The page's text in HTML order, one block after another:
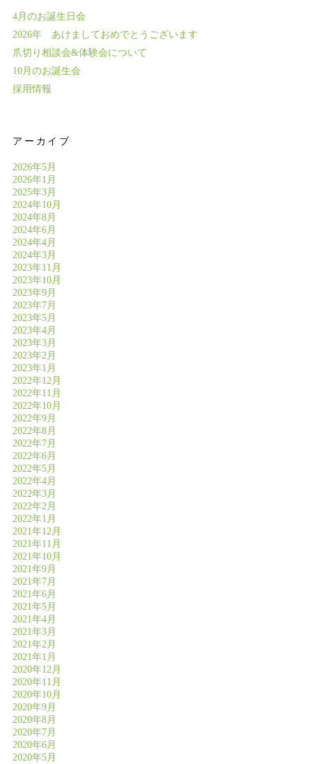
4月のお誕生日会
2026年 あけましておめでとうございます
爪切り相談会&体験会について
10月のお誕生会
採用情報
アーカイブ
2026年5月
2026年1月
2025年3月
2024年10月
2024年8月
2024年6月
2024年4月
2024年3月
2023年11月
2023年10月
2023年9月
2023年7月
2023年5月
2023年4月
2023年3月
2023年2月
2023年1月
2022年12月
2022年11月
2022年10月
2022年9月
2022年8月
2022年7月
2022年6月
2022年5月
2022年4月
2022年3月
2022年2月
2022年1月
2021年12月
2021年11月
2021年10月
2021年9月
2021年7月
2021年6月
2021年5月
2021年4月
2021年3月
2021年2月
2021年1月
2020年12月
2020年11月
2020年10月
2020年9月
2020年8月
2020年7月
2020年6月
2020年5月